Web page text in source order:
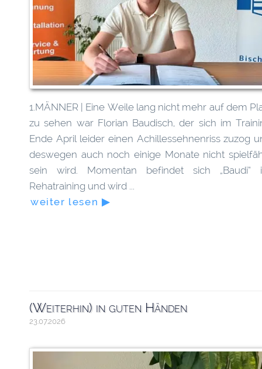
1.MÄNNER | Eine Weile lang nicht mehr auf dem
zu sehen war Florian Baudisch, der sich im
Ende April leider einen Achillessehnenriss zuzog
deswegen auch noch einige Monate nicht
sein wird. Momentan befindet sich „Baudi“
Rehatraining und wird ...
weiter lesen ▶
(Weiterhin) in guten Händen
23.07.2026